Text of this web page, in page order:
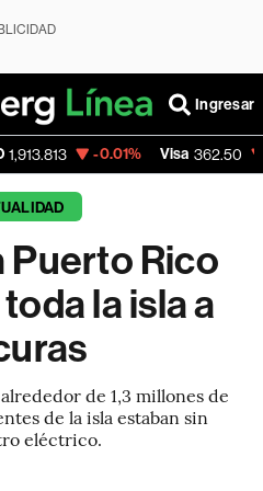
Ingresar
-0.01% Visa 362.50 -2.15%
Puerto Rico
la isla a
de 1,3 millones de
de la isla estaban sin
eléctrico.